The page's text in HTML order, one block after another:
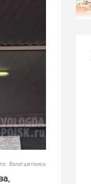
Вологда-поиск